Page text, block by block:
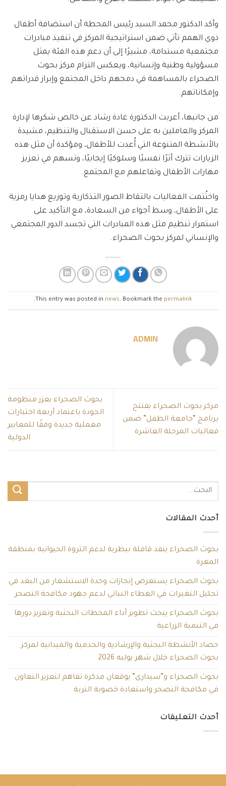
وأكد الدكتور محمد السيد رئيس المحطة أن استضافة أطفال
ذوي الهمم تأتي ضمن استراتيجية المركز في تنفيذ مبادرات
مجتمعية مستدامة، مشيرًا إلى أن دعم هذه الفئة يمثل
مسؤولية وطنية وإنسانية، ويعكس التزام مركز بحوث
الصحراء بالمساهمة في دمجهم داخل المجتمع وإبراز قدراتهم
وإمكاناتهم.
من جانبها، أعربت الدكتورة غادة رشاد عن خالص شكرها لإدارة
المركز والعاملين به على حسن الاستقبال والتنظيم، مشيدة
بالأنشطة المتنوعة التي أُعدت للأطفال، ومؤكدة أن مثل هذه
الزيارات تترك أثرًا نفسيًا وسلوكيًا إيجابيًا، وتسهم في تعزيز
مهارات الأطفال وتفاعلهم مع المجتمع.
واختُتمت الفعاليات بالتقاط الصور التذكارية وتوزيع هدايا رمزية
على الأطفال، وسط أجواء من السعادة، مع التأكيد على
استمرار تنظيم مثل هذه المبادرات التي تجسد الدور المجتمعي
والإنساني لمركز بحوث الصحراء.
This entry was posted in news. Bookmark the permalink
.
ADMIN
مركز بحوث الصحراء يفتتح
برنامج “جامعة الطفل” ضمن
فعاليات المرحلة العاشرة
بحوث الصحراء يعزز منظومة
الجودة باعتماد أربعة اختبارات
معملية جديدة وفقًا للمعايير
الدولية
أحدث المقالات
بحوث الصحراء ينفذ قافلة بيطرية لدعم الثروة الحيوانية بمنطقة
المغرة
بحوث الصحراء يستعرض إنجازات وحدة الاستشعار من البعد في
تحليل التغيرات في الغطاء النباتي لدعم جهود مكافحة التصحر
بحوث الصحراء يبحث تطوير أداء المحطات البحثية وتعزيز دورها
في التنمية الزراعية
حصاد الأنشطة البحثية والإرشادية والخدمية والميدانية لمركز
بحوث الصحراء خلال شهر يوليه 2026
بحوث الصحراء و”سيدارى” يوقعان مذكرة تفاهم لتعزيز التعاون
في مكافحة التصحر واستعادة خصوبة التربة
أحدث التعليقات